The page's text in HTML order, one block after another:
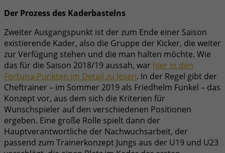
Der Prozess des Kaderbastelns
Zweiter Ausgangspunkt ist der zum Ende einer Saison
existierende Kader, also die Gruppe der Kicker, die weiter
zur Verfügung stehen und die man halten möchte. Wie
das für die Saison 2018/19 aussah, war hier in den
Fortuna-Punkten im Detail zu lesen. In der Regel gibt der
Cheftrainer – im Sommer 2019 als Friedhelm Funkel – das
Konzept vor, aus dem sich die Kriterien für
Wunschspieler auf den verschiedenen Positionen
ergeben. Eine große Rolle spielt dann der
Hauptverantwortliche der Nachwuchsarbeit, der
passend zum Trainerkonzept Jungs aus der U19 und U23